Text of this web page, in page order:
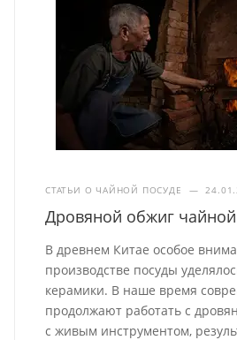
СТАТЬИ О ЧАЙНОЙ ПОСУДЕ —
Дровяной обжиг
В древнем Китае особое
производстве посуды
керамики. В наше время
продолжают работать с
с живым инструментом,